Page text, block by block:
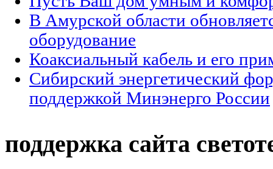
В Амурской области
оборудование
Коаксиальный кабель и его
Сибирский энергетический
поддержкой Минэнерго России
поддержка сайта